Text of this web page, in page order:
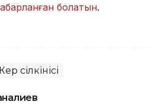
болатын.
сілкінісі